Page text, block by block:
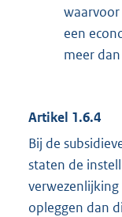
waarvoor
een
meer
Artikel 1.6.4
Bij de
staten de
opleggen dan